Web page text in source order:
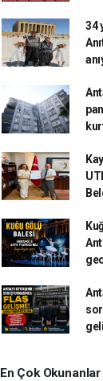
34
En Çok Okunanlar